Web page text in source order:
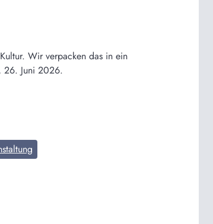
Wir verpacken das in ein
26. Juni 2026.